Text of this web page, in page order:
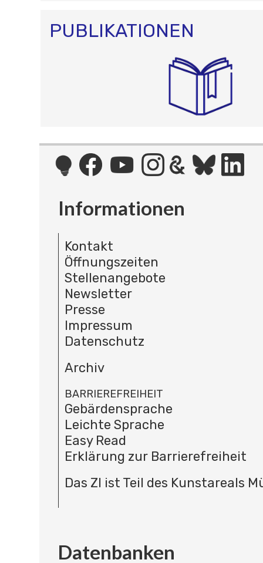
PUBLIKATIONEN
Informationen
Kontakt
Öffnungszeiten
Stellenangebote
Newsletter
Presse
Impressum
Datenschutz
Archiv
BARRIEREFREIHEIT
Gebärdensprache
Leichte Sprache
Easy Read
Erklärung zur Barrierefreiheit
Das ZI ist Teil des Kunstareals
Datenbanken